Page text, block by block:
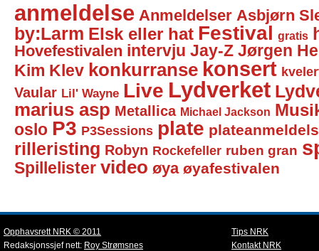
anmeldelse Anmeldelser Asbjørn
by:Larm Elsk eller hat Festival gratis
Hovefestivalen intervju Jay-Z Jørgen
Kim Klev konkurranse konsert
Vaular Lil' Wayne Live Lydverket
marius asp Metallica Michael Jackson
oslo P3 P3Sessions plate
rilleristing Robyn Rockefeller ruben gran
Spillelister video øya øyafestivalen
Opphavsrett NRK © 2011
Redaksjonssjef nett: Roy Strømsnes
Tips NRK
Kontakt NRK